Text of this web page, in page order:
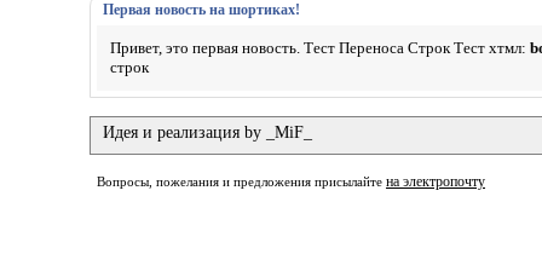
Первая новость на шортиках!
Привет, это первая новость. Тест Переноса Строк Тест хтмл:
строк
Идея и реализация by _MiF_
Вопросы, пожелания и предложения присылайте на электропочту